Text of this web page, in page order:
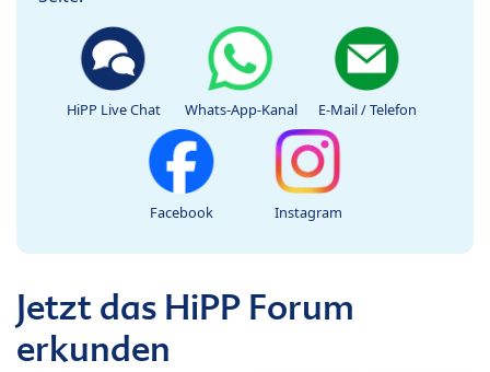
HiPP Live Chat Whats-App-Kanal E-Mail / Telefon
Facebook Instagram
Jetzt das HiPP Forum
erkunden